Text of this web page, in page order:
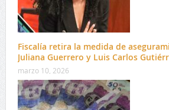
Fiscalía retira la medida de
Juliana Guerrero y Luis Carlos
marzo 10, 2026